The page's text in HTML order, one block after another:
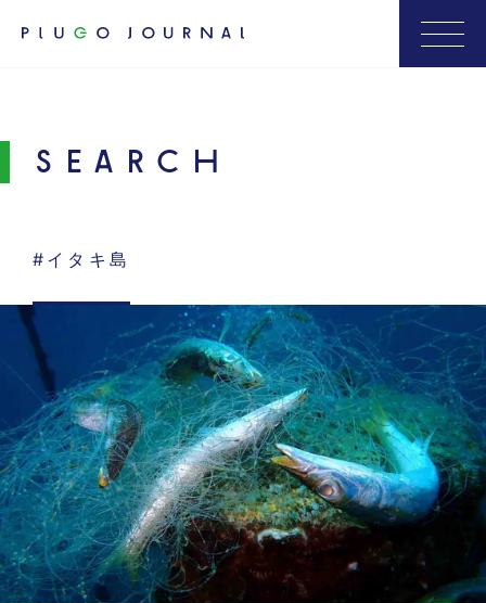
SEARCH
#イタキ島